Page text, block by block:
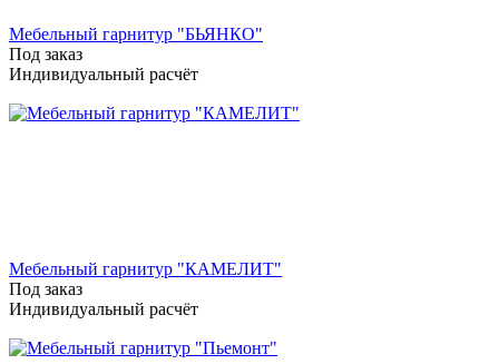
Мебельный гарнитур "БЬЯНКО"
Под заказ
Индивидуальный расчёт
Мебельный гарнитур "КАМЕЛИТ"
Под заказ
Индивидуальный расчёт